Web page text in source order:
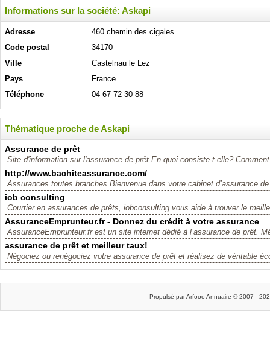
Informations sur la société: Askapi
Adresse
460 chemin des cigales
Code postal
34170
Ville
Castelnau le Lez
Pays
France
Téléphone
04 67 72 30 88
Thématique proche de Askapi
Assurance de prêt
Site d'information sur l'assurance de prêt En quoi consiste-t-elle?
http://www.bachiteassurance.com/
Assurances toutes branches Bienvenue dans votre cabinet d’assurance
iob consulting
Courtier en assurances de prêts, iobconsulting vous aide à trouver le
AssuranceEmprunteur.fr - Donnez du crédit à votre assurance
AssuranceEmprunteur.fr est un site internet dédié à l’assurance de prêt.
assurance de prêt et meilleur taux!
Négociez ou renégociez votre assurance de prêt et réalisez de véritable
Propulsé par Arfooo Annuaire © 2007 -